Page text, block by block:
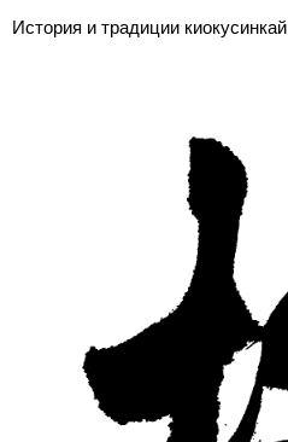
История и традиции киокусинкай